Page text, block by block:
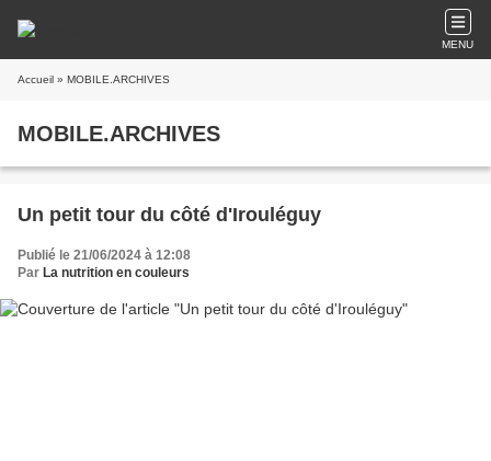
MENU
Accueil » MOBILE.ARCHIVES
MOBILE.ARCHIVES
Un petit tour du côté d'Irouléguy
Publié le 21/06/2024 à 12:08
Par La nutrition en couleurs